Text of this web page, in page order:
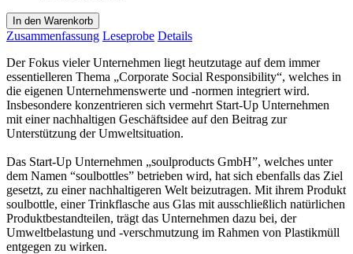
In den Warenkorb
Zusammenfassung Leseprobe Details
Der Fokus vieler Unternehmen liegt heutzutage auf dem immer
essentielleren Thema „Corporate Social Responsibility“, welches in
die eigenen Unternehmenswerte und -normen integriert wird.
Insbesondere konzentrieren sich vermehrt Start-Up Unternehmen
mit einer nachhaltigen Geschäftsidee auf den Beitrag zur
Unterstützung der Umweltsituation.
Das Start-Up Unternehmen „soulproducts GmbH”, welches unter
dem Namen “soulbottles” betrieben wird, hat sich ebenfalls das Ziel
gesetzt, zu einer nachhaltigeren Welt beizutragen. Mit ihrem Produkt
soulbottle, einer Trinkflasche aus Glas mit ausschließlich natürlichen
Produktbestandteilen, trägt das Unternehmen dazu bei, der
Umweltbelastung und -verschmutzung im Rahmen von Plastikmüll
entgegen zu wirken.